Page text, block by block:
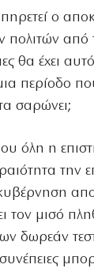
ο
πολιτών
θα έχει
περίοδο
σαρώνει;
όλη η
την
τον μισό
δωρεάν